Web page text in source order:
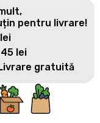
zilnice le poți face
Muncești, 330.
pentru livrare!
lei
gratuită